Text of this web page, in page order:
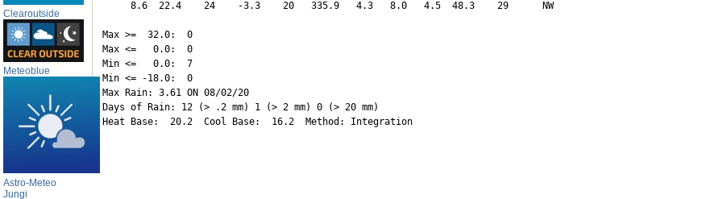
Clearoutside
Meteoblue
Astro-Meteo
Jungi
     8.6  22.4    24    -3.3    20   335.9   4.3   8.0   4.5  48.3    29      NW
Max >=  32.0:  0
Max <=   0.0:  0
Min <=   0.0:  7
Min <= -18.0:  0
Max Rain: 3.61 ON 08/02/20
Days of Rain: 12 (> .2 mm) 1 (> 2 mm) 0 (> 20 mm)